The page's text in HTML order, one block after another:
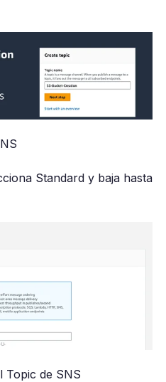
Standard y baja hasta
Topic de SNS